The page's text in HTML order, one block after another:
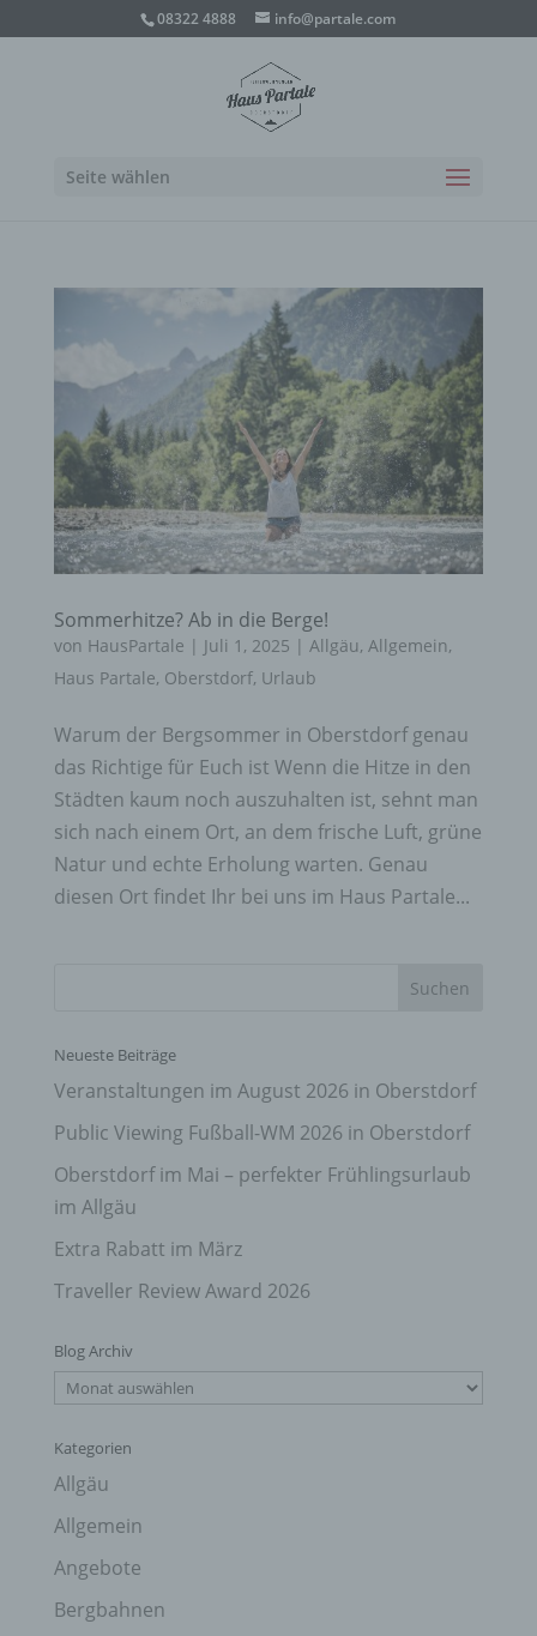
08322 4888 info@partale.com
Seite wählen
Sommerhitze? Ab in die Berge!
von HausPartale | Juli 1, 2025 | Allgäu, Allgemein,
Haus Partale, Oberstdorf, Urlaub
Warum der Bergsommer in Oberstdorf genau
das Richtige für Euch ist Wenn die Hitze in den
Städten kaum noch auszuhalten ist, sehnt man
sich nach einem Ort, an dem frische Luft, grüne
Natur und echte Erholung warten. Genau
diesen Ort findet Ihr bei uns im Haus Partale...
Neueste Beiträge
Veranstaltungen im August 2026 in Oberstdorf
Public Viewing Fußball-WM 2026 in Oberstdorf
Oberstdorf im Mai – perfekter Frühlingsurlaub
im Allgäu
Extra Rabatt im März
Traveller Review Award 2026
Blog Archiv
Blog
Kategorien
Allgäu
Allgemein
Angebote
Bergbahnen